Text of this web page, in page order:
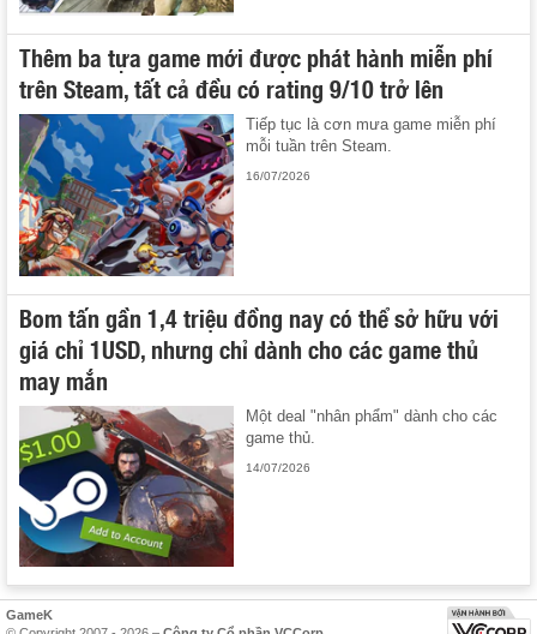
Thêm ba tựa game mới được phát hành miễn phí
trên Steam, tất cả đều có rating 9/10 trở lên
Tiếp tục là cơn mưa game miễn phí
mỗi tuần trên Steam.
16/07/2026
Bom tấn gần 1,4 triệu đồng nay có thể sở hữu với
giá chỉ 1USD, nhưng chỉ dành cho các game thủ
may mắn
Một deal "nhân phẩm" dành cho các
game thủ.
14/07/2026
GameK